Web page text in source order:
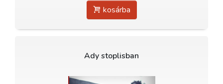
kosárba
Ady stoplisban